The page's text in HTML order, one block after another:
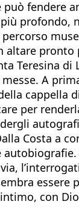
fendere
profondo,
pronto
Teresina di
A
cappella
per
Costa a
essere
con